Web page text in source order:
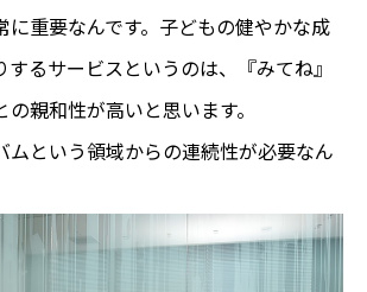
に重要なんです。子どもの健やかな成
るサービスというのは、『みてね』
親和性が高いと思います。
という領域からの連続性が必要なん